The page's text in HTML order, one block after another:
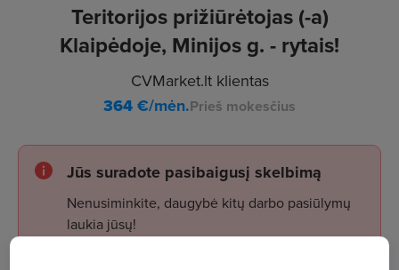
Teritorijos prižiūrėtojas (-a)
Klaipėdoje, Minijos g. - rytais!
CVMarket.lt klientas
364€/mėn.Prieš mokesčius
Jūs suradote pasibaigusį skelbimą
Nenusiminkite, daugybė kitų darbo pasiūlymų
laukia jūsų!